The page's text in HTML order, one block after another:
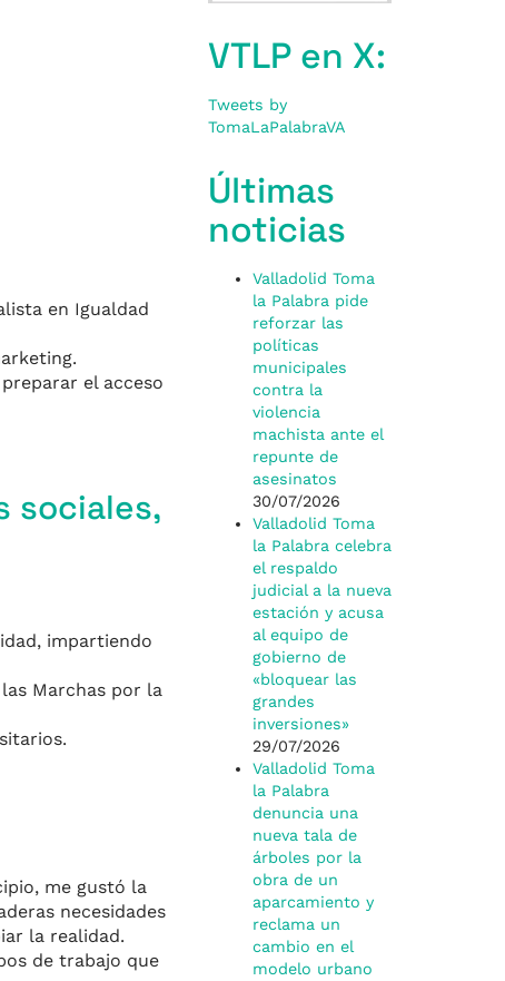
en Igualdad
el acceso
sociales,
impartiendo
Marchas por la
me gustó la
necesidades
la realidad.
de trabajo que
VTLP en X:
Tweets by
TomaLaPalabraVA
Últimas
noticias
Valladolid Toma
la Palabra pide
reforzar las
políticas
municipales
contra la
violencia
machista ante el
repunte de
asesinatos
30/07/2026
Valladolid Toma
la Palabra celebra
el respaldo
judicial a la nueva
estación y acusa
al equipo de
gobierno de
«bloquear las
grandes
inversiones»
29/07/2026
Valladolid Toma
la Palabra
denuncia una
nueva tala de
árboles por la
obra de un
aparcamiento y
reclama un
cambio en el
modelo urbano